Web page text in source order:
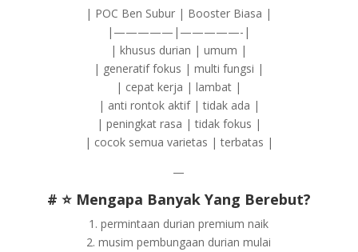
| POC Ben Subur | Booster Biasa |
|—————|—————-|
| khusus durian | umum |
| generatif fokus | multi fungsi |
| cepat kerja | lambat |
| anti rontok aktif | tidak ada |
| peningkat rasa | tidak fokus |
| cocok semua varietas | terbatas |
—
# ⭐ Mengapa Banyak Yang Berebut?
1. permintaan durian premium naik
2. musim pembungaan durian mulai